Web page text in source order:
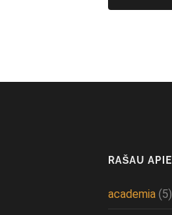
RAŠAU APIE
academia (5)